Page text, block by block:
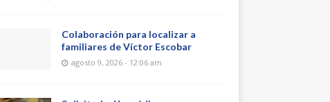
Colaboración para localizar a
familiares de Víctor Escobar
agosto 9, 2026 - 12:06 am